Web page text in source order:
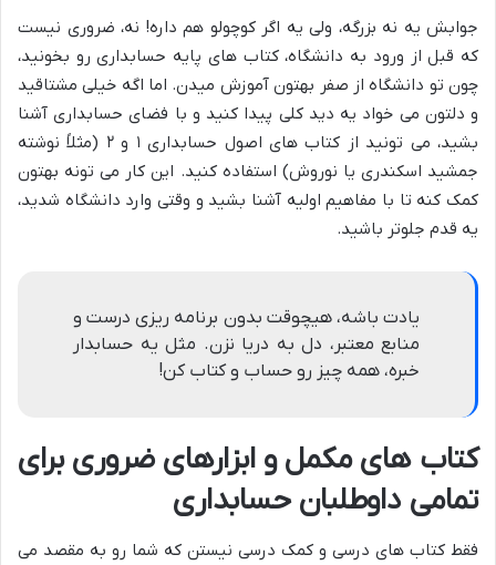
جوابش یه نه بزرگه، ولی یه اگر کوچولو هم داره! نه، ضروری نیست
که قبل از ورود به دانشگاه، کتاب های پایه حسابداری رو بخونید،
چون تو دانشگاه از صفر بهتون آموزش میدن. اما اگه خیلی مشتاقید
و دلتون می خواد یه دید کلی پیدا کنید و با فضای حسابداری آشنا
بشید، می تونید از کتاب های اصول حسابداری ۱ و ۲ (مثلاً نوشته
جمشید اسکندری یا نوروش) استفاده کنید. این کار می تونه بهتون
کمک کنه تا با مفاهیم اولیه آشنا بشید و وقتی وارد دانشگاه شدید،
یه قدم جلوتر باشید.
یادت باشه، هیچوقت بدون برنامه ریزی درست و
منابع معتبر، دل به دریا نزن. مثل یه حسابدار
خبره، همه چیز رو حساب و کتاب کن!
کتاب های مکمل و ابزارهای ضروری برای
تمامی داوطلبان حسابداری
فقط کتاب های درسی و کمک درسی نیستن که شما رو به مقصد می